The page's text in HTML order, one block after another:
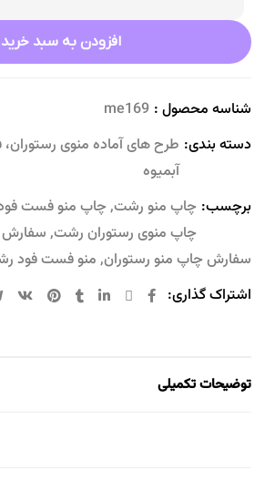
افزودن به سبد خرید
شناسه محصول : me169
دسته بندی: طرح های آماده منوی
آبمیوه
برچسب: چاپ منو رشت,چاپ منو فست
چاپ منوی رستوران رشت, سفارش
سفارش چاپ منو رستوران, منو فست فود
اشتراک گذاری:
توضیحات تکمیلی